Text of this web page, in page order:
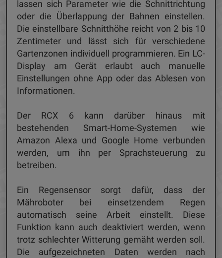
lassen sich Parameter wie die Schnittrichtung
oder die Überlappung der Bahnen einstellen.
Die einstellbare Schnitthöhe reicht von 2 bis 10
Zentimeter und lässt sich für verschiedene
Gartenzonen individuell programmieren. Ein LC-
Display am Gerät erlaubt auch manuelle
Einstellungen ohne App oder das Ablesen von
Informationen.
Der RCX 6 kann darüber hinaus mit
bestehenden Smart-Home-Systemen wie
Amazon Alexa und Google Home verbunden
werden, um ihn per Sprachsteuerung zu
betreiben.
Ein Regensensor sorgt dafür, dass der
Mähroboter bei einsetzendem Regen
automatisch seine Arbeit einstellt. Diese
Funktion kann auch deaktiviert werden, wenn
trotz schlechter Witterung gemäht werden soll.
Die aufgezeichneten Daten werden nach